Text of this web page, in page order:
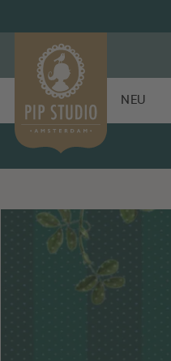
NEU